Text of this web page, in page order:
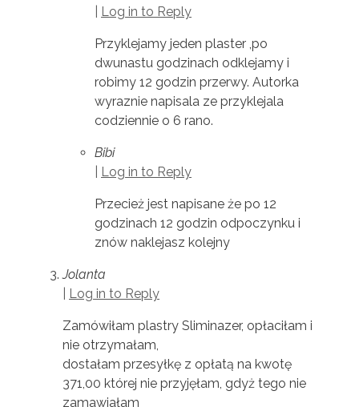
Log in to Reply
Przyklejamy jeden plaster ,po
dwunastu godzinach odklejamy i
robimy 12 godzin przerwy. Autorka
wyraznie napisala ze przyklejala
codziennie o 6 rano.
Bibi
Log in to Reply
Przecież jest napisane że po 12
godzinach 12 godzin odpoczynku i
znów naklejasz kolejny
Jolanta
Log in to Reply
Zamówiłam plastry Sliminazer, opłaciłam i
nie otrzymałam,
dostałam przesyłkę z opłatą na kwotę
371,00 której nie przyjęłam, gdyż tego nie
zamawiałam